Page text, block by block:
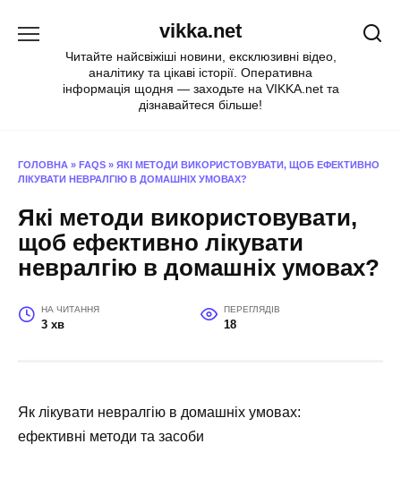
vikka.net
Читайте найсвіжіші новини, ексклюзивні відео,
аналітику та цікаві історії. Оперативна
інформація щодня — заходьте на VIKKA.net та
дізнавайтеся більше!
ГОЛОВНА » FAQS » ЯКІ МЕТОДИ ВИКОРИСТОВУВАТИ, ЩОБ ЕФЕКТИВНО
ЛІКУВАТИ НЕВРАЛГІЮ В ДОМАШНІХ УМОВАХ?
Які методи використовувати,
щоб ефективно лікувати
невралгію в домашніх умовах?
НА ЧИТАННЯ
3 хв
ПЕРЕГЛЯДІВ
18
Як лікувати невралгію в домашніх умовах:
ефективні методи та засоби